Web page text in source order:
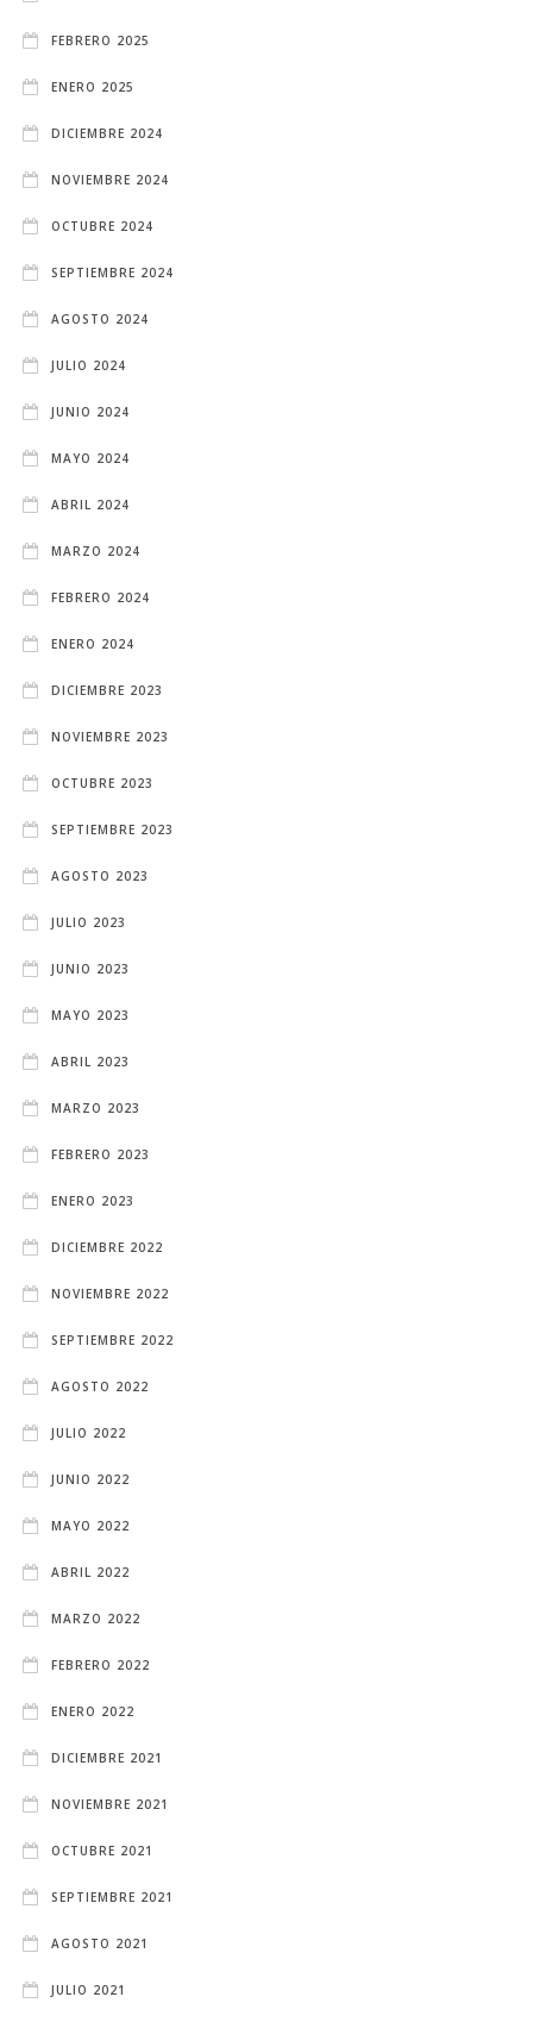
FEBRERO 2025
ENERO 2025
DICIEMBRE 2024
NOVIEMBRE 2024
OCTUBRE 2024
SEPTIEMBRE 2024
AGOSTO 2024
JULIO 2024
JUNIO 2024
MAYO 2024
ABRIL 2024
MARZO 2024
FEBRERO 2024
ENERO 2024
DICIEMBRE 2023
NOVIEMBRE 2023
OCTUBRE 2023
SEPTIEMBRE 2023
AGOSTO 2023
JULIO 2023
JUNIO 2023
MAYO 2023
ABRIL 2023
MARZO 2023
FEBRERO 2023
ENERO 2023
DICIEMBRE 2022
NOVIEMBRE 2022
SEPTIEMBRE 2022
AGOSTO 2022
JULIO 2022
JUNIO 2022
MAYO 2022
ABRIL 2022
MARZO 2022
FEBRERO 2022
ENERO 2022
DICIEMBRE 2021
NOVIEMBRE 2021
OCTUBRE 2021
SEPTIEMBRE 2021
AGOSTO 2021
JULIO 2021